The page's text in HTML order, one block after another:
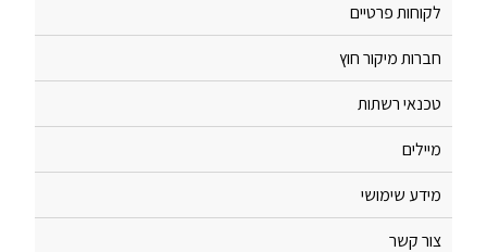
לקוחות פרטיים
חברות מיקור חוץ
טכנאי רשתות
מיילים
מידע שימושי
צור קשר